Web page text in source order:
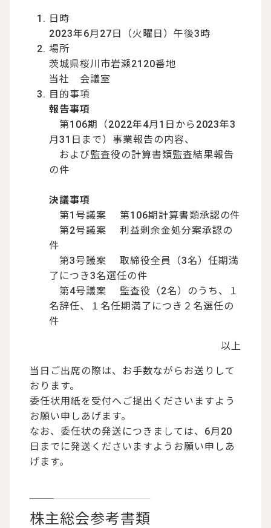
日時
2023年6月27日（火曜日）午後3時
場所
茨城県桜川市岩瀬2120番地
当社 会議室
目的事項
報告事項
第106期（2022年4月1日から2023年3
月31日まで）事業報告の内容、
および監査役の計算書類監査結果報告
の件
決議事項
第1号議案 第106期計算書類承認の件
第2号議案 利益剰余金処分案承認の
件
第3号議案 取締役全員（3名）任期満
了につき3名選任の件
第4号議案 監査役（2名）のうち、１
名辞任、１名任期満了につき２名選任の
件
以上
当日ご出席の際は、お手数ながらお送りして
おります。
委任状用紙を受付へご提出くださいますよう
お願い申しあげます。
なお、委任状の発送につきましては、6月20
日までに発送くださいますようお願い申しあ
げます。
株主総会参考書類